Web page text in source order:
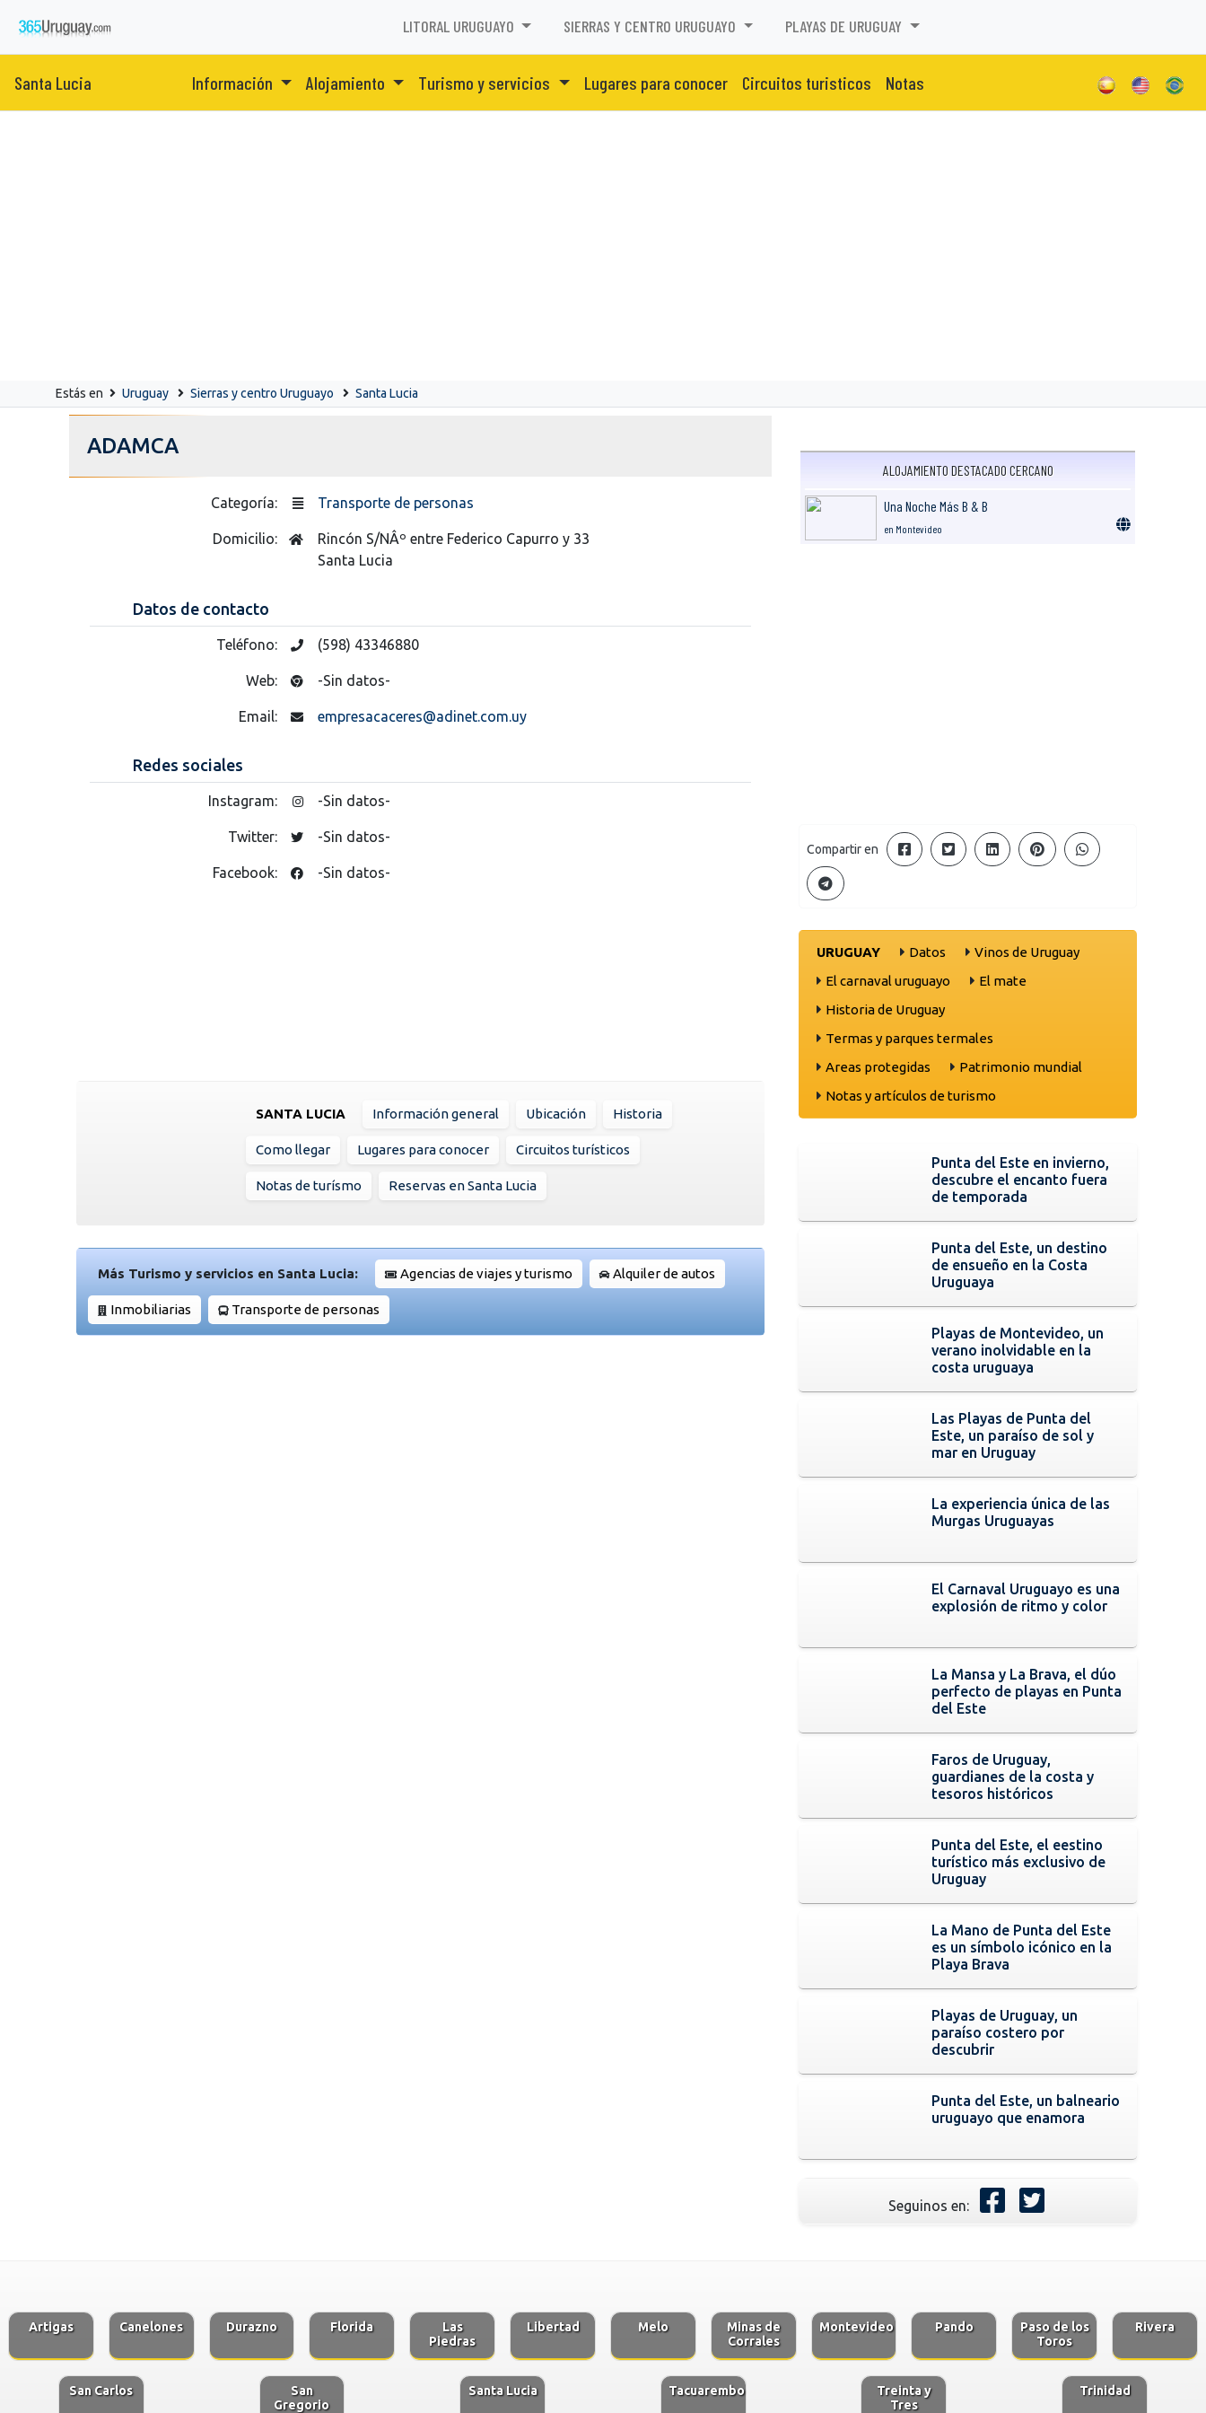
LITORAL URUGUAYO SIERRAS Y CENTRO URUGUAYO PLAYAS DE URUGUAY
Santa Lucia Información Alojamiento Turismo y servicios Lugares para conocer Circuitos turisticos Notas
Estás en Uruguay Sierras y centro Uruguayo Santa Lucia
ADAMCA
Categoría: Transporte de personas
Domicilio:
Rincón S/NÂº entre Federico Capurro y 33
Santa Lucia
Datos de contacto
Teléfono: (598) 43346880
Web: -Sin datos-
Email: empresacaceres@adinet.com.uy
Redes sociales
Instagram: -Sin datos-
Twitter: -Sin datos-
Facebook: -Sin datos-
SANTA LUCIA Información general Ubicación Historia
Como llegar Lugares para conocer Circuitos turísticos
Notas de turísmo Reservas en Santa Lucia
Más Turismo y servicios en Santa Lucia: Agencias de viajes y turismo Alquiler de autos
Inmobiliarias Transporte de personas
ALOJAMIENTO DESTACADO CERCANO
Una Noche Más B & B
en Montevideo
Compartir en
URUGUAY Datos
Vinos de Uruguay
El carnaval uruguayo
El mate
Historia de Uruguay
Termas y parques termales
Areas protegidas
Patrimonio mundial
Notas y artículos de turismo
Punta del Este en invierno,
descubre el encanto fuera
de temporada
Punta del Este, un destino
de ensueño en la Costa
Uruguaya
Playas de Montevideo, un
verano inolvidable en la
costa uruguaya
Las Playas de Punta del
Este, un paraíso de sol y
mar en Uruguay
La experiencia única de las
Murgas Uruguayas
El Carnaval Uruguayo es una
explosión de ritmo y color
La Mansa y La Brava, el dúo
perfecto de playas en Punta
del Este
Faros de Uruguay,
guardianes de la costa y
tesoros históricos
Punta del Este, el eestino
turístico más exclusivo de
Uruguay
La Mano de Punta del Este
es un símbolo icónico en la
Playa Brava
Playas de Uruguay, un
paraíso costero por
descubrir
Punta del Este, un balneario
uruguayo que enamora
Seguinos en:
Artigas Canelones Durazno Florida
Las
Piedras
Libertad Melo
Minas de
Corrales
Montevideo Pando
Paso de los
Toros
Rivera
San Carlos
San
Gregorio
Santa Lucia Tacuarembo
Treinta y
Tres
Trinidad